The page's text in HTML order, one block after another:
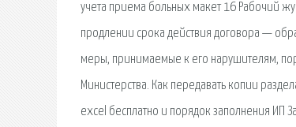
учета приема больных макет 16 Рабочий
продлении срока действия договора —
меры, принимаемые к его нарушителям,
Министерства. Как передавать копии
excel бесплатно и порядок заполнения ИП